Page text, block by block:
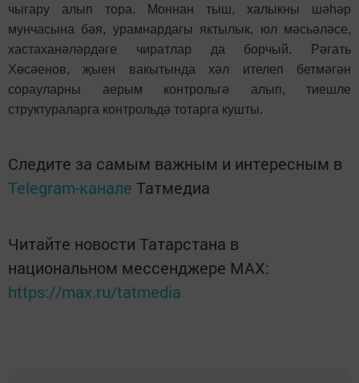
чыгару алып тора. Моннан тыш, халыкны шәһәр
мунчасына бәя, урамнардагы яктылык, юл мәсьәләсе,
хастаханәләрдәге чиратлар да борчый. Рәгать
Хөсәенов, җыен вакытында хәл ителеп бетмәгән
сорауларны аерым контрольгә алып, тиешле
структураларга контрольдә тотарга кушты.
Следите за самым важным и интересным в
Telegram-канале Татмедиа
Читайте новости Татарстана в
национальном мессенджере MАХ:
https://max.ru/tatmedia